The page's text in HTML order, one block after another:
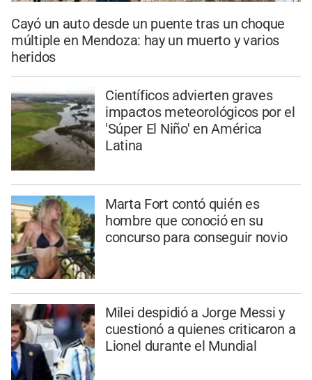
Cayó un auto desde un puente tras un choque
múltiple en Mendoza: hay un muerto y varios
heridos
Científicos advierten graves
impactos meteorológicos por el
'Súper El Niño' en América
Latina
Marta Fort contó quién es
hombre que conoció en su
concurso para conseguir novio
Milei despidió a Jorge Messi y
cuestionó a quienes criticaron a
Lionel durante el Mundial